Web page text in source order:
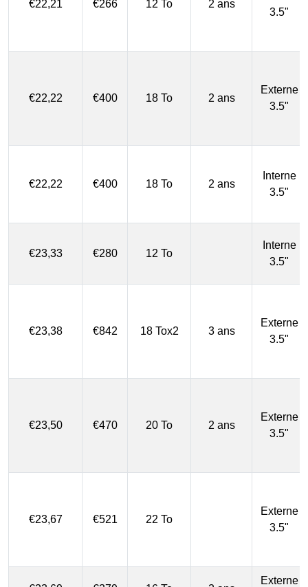
€22,21 €266 12 To 2 ans
3.5"
€22,22 €400 18 To 2 ans
Externe
3.5"
€22,22 €400 18 To 2 ans
Interne
3.5"
€23,33 €280 12 To
Interne
3.5"
€23,38 €842 18 Tox2 3 ans
Externe
3.5"
€23,50 €470 20 To 2 ans
Externe
3.5"
€23,67 €521 22 To
Externe
3.5"
Externe